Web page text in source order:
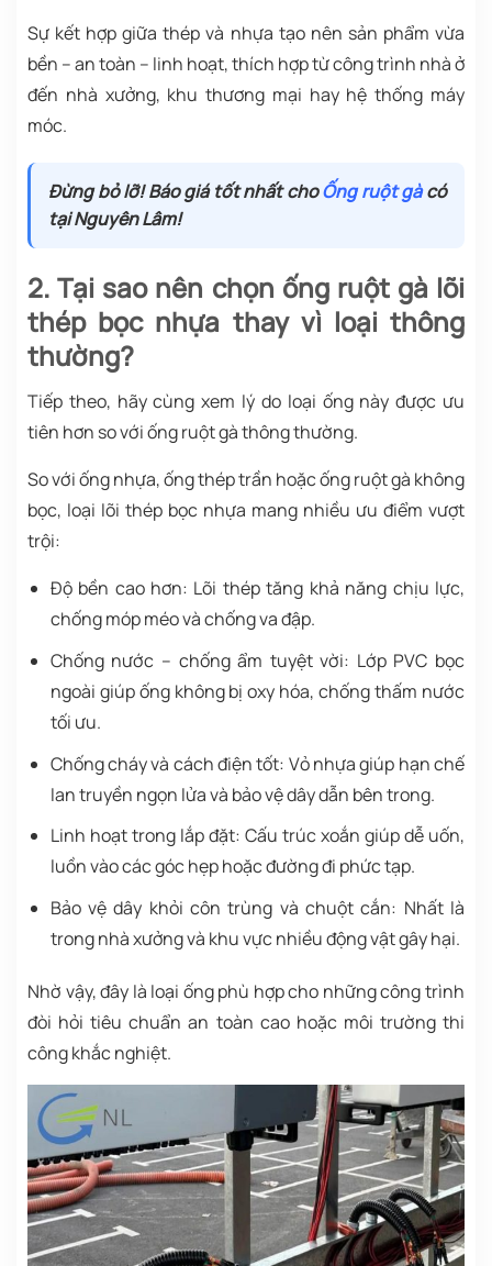
Sự kết hợp giữa thép và nhựa tạo nên sản phẩm vừa
bền – an toàn – linh hoạt, thích hợp từ công trình nhà ở
đến nhà xưởng, khu thương mại hay hệ thống máy
móc.
Đừng bỏ lỡ! Báo giá tốt nhất choỐng ruột gà có
tại Nguyên Lâm!
2. Tại sao nên chọn ống ruột gà lõi
thép bọc nhựa thay vì loại thông
thường?
Tiếp theo, hãy cùng xem lý do loại ống này được ưu
tiên hơn so với ống ruột gà thông thường.
So với ống nhựa, ống thép trần hoặc ống ruột gà không
bọc, loại lõi thép bọc nhựa mang nhiều ưu điểm vượt
trội:
Độ bền cao hơn: Lõi thép tăng khả năng chịu lực,
chống móp méo và chống va đập.
Chống nước – chống ẩm tuyệt vời: Lớp PVC bọc
ngoài giúp ống không bị oxy hóa, chống thấm nước
tối ưu.
Chống cháy và cách điện tốt: Vỏ nhựa giúp hạn chế
lan truyền ngọn lửa và bảo vệ dây dẫn bên trong.
Linh hoạt trong lắp đặt: Cấu trúc xoắn giúp dễ uốn,
luồn vào các góc hẹp hoặc đường đi phức tạp.
Bảo vệ dây khỏi côn trùng và chuột cắn: Nhất là
trong nhà xưởng và khu vực nhiều động vật gây hại.
Nhờ vậy, đây là loại ống phù hợp cho những công trình
đòi hỏi tiêu chuẩn an toàn cao hoặc môi trường thi
công khắc nghiệt.